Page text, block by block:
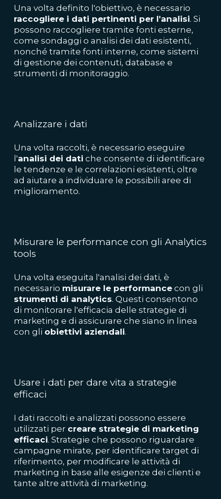
Una volta definito l'obiettivo, è necessario
raccogliere i dati pertinenti per l'analisi. Si
possono raccogliere tramite fonti esterne,
come sondaggi o analisi dei dati esistenti,
nonché tramite fonti interne, come sistemi
di gestione dei contenuti, database e
strumenti di monitoraggio.
Analizzare i dati
Una volta raccolti, è necessario eseguire
l'analisi dei dati che consente di identificare
le tendenze e le correlazioni esistenti, oltre
ad aiutare a individuare le possibili aree di
miglioramento.
Misurare le performance con gli Analytics
tools
Una volta eseguita l'analisi dei dati, è
necessario misurare le performance con gli
strumenti di analytics. Questi consentono
di monitorare l'efficacia delle strategie di
marketing e di assicurare che siano in linea
con gli obiettivi aziendali.
Usare i dati per dare vita a strategie
efficaci
I dati raccolti e analizzati possono essere
utilizzati per creare strategie di marketing
efficaci. Strategie che possono riguardare
campagne mirate, per identificare target di
riferimento, per modificare le attività di
marketing in base alle esigenze dei clienti e
tante altre attività di marketing.